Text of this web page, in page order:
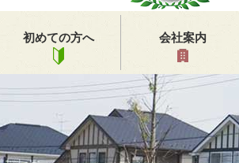
初めての方へ 会社案内